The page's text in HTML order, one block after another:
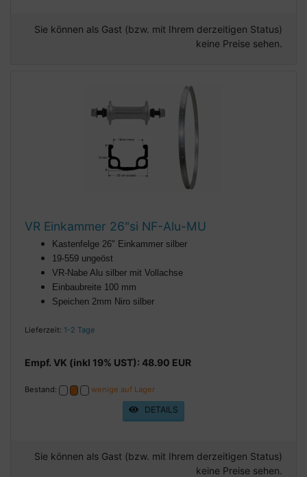
Sie können als Gast (bzw. mit Ihrem derzeitigen Status)
keine Preise sehen.
VR Einkammer 26"si NF-Alu-MU
Kastenfelge 26" Einkammer silber
19-559 ungeöst
VR-Nabe Alu silber mit Vollachse
Einbaubreite 100 mm
Speichen 2mm Niro silber
Lieferzeit: 1-2 Tage
Empf. VK (inkl 19% UST): 48.90 EUR
Bestand: wenige auf Lager
DETAILS
Sie können als Gast (bzw. mit Ihrem derzeitigen Status)
keine Preise sehen.